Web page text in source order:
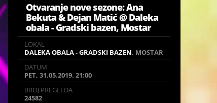
Otvaranje nove sezone: Ana
Bekuta & Dejan Matić @ Daleka
obala - Gradski bazen, Mostar
LOKAL
DALEKA OBALA - GRADSKI BAZEN, MOSTAR
DATUM
PET, 31.05.2019. 21:00
BROJ PREGLEDA
24582
LOKAL
DALEKA OBALA - GRADSKI BAZEN, MOSTAR
DATUM
PET, 31.05.2019. 21:00
BROJ PREGLEDA
24582